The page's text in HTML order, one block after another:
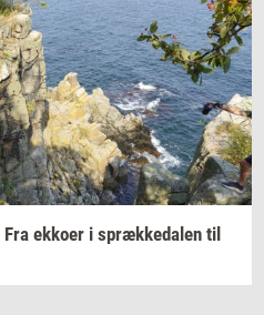
Fra ek­ko­er i spræk­ke­da­len til